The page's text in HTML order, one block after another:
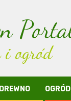
DREWNO OGRÓD